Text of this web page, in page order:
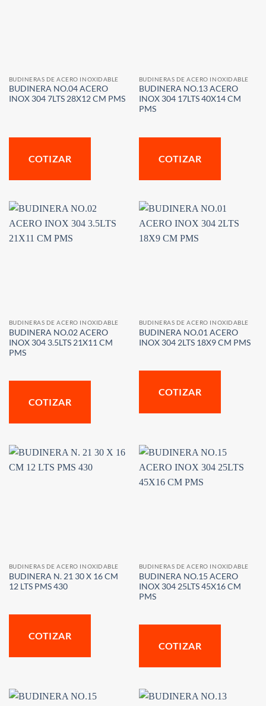
BUDINERAS DE ACERO INOXIDABLE
BUDINERA NO.04 ACERO
INOX 304 7LTS 28X12 CM PMS
COTIZAR
BUDINERAS DE ACERO INOXIDABLE
BUDINERA NO.13 ACERO
INOX 304 17LTS 40X14 CM
PMS
COTIZAR
BUDINERAS DE ACERO INOXIDABLE
BUDINERA NO.02 ACERO
INOX 304 3.5LTS 21X11 CM
PMS
COTIZAR
BUDINERAS DE ACERO INOXIDABLE
BUDINERA NO.01 ACERO
INOX 304 2LTS 18X9 CM PMS
COTIZAR
BUDINERAS DE ACERO INOXIDABLE
BUDINERA N. 21 30 X 16 CM
12 LTS PMS 430
COTIZAR
BUDINERAS DE ACERO INOXIDABLE
BUDINERA NO.15 ACERO
INOX 304 25LTS 45X16 CM
PMS
COTIZAR